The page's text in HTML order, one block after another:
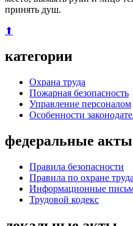
принять душ.
⬆
категории
Охрана труда
Пожарная безопасность
Управление персоналом
Особенности
федеральные акты
Правила безопасности
Правила по охране труда
Информационные
Трудовой кодекс